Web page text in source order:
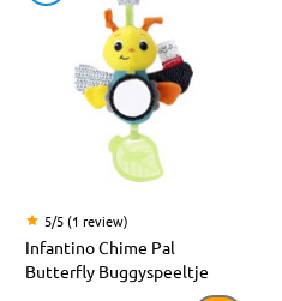
5/5 (1 review)
Infantino Chime Pal
Butterfly Buggyspeeltje